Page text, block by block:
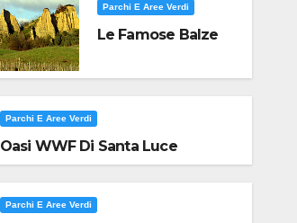
Parchi E Aree Verdi
Le Famose Balze
Parchi E Aree Verdi
Oasi WWF Di Santa Luce
Parchi E Aree Verdi